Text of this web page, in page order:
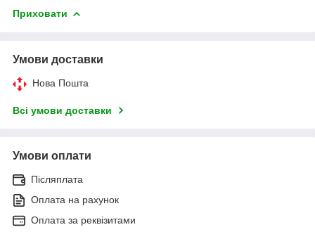
Приховати
Умови доставки
Нова Пошта
Всі умови доставки
Умови оплати
Післяплата
Оплата на рахунок
Оплата за реквізитами